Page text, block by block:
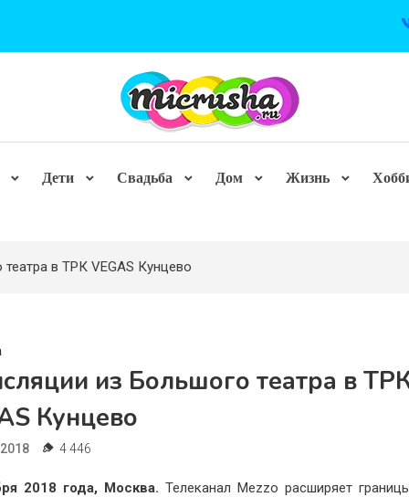
Дети Свадьба Дом Жизнь
в ТРК VEGAS Кунцево
из Большого театра в
Кунцево
4 446
2018 года, Москва.Телеканал Mezzo расширяет